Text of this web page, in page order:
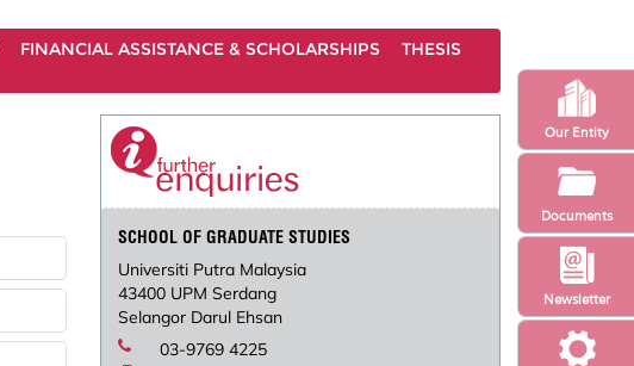
Newsletter
Our Entity
Documents
FINANCIAL ASSISTANCE & SCHOLARSHIPS
THESIS
SCHOOL OF GRADUATE STUDIES
Universiti Putra Malaysia
43400 UPM Serdang
Selangor Darul Ehsan
03-9769 4225